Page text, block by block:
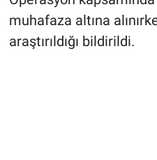
muhafaza altına
araştırıldığı bildirildi.